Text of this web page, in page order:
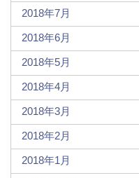
2018年7月
2018年6月
2018年5月
2018年4月
2018年3月
2018年2月
2018年1月